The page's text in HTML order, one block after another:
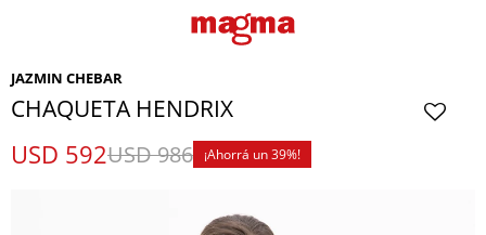
JAZMIN CHEBAR
CHAQUETA HENDRIX
USD 592USD986 39